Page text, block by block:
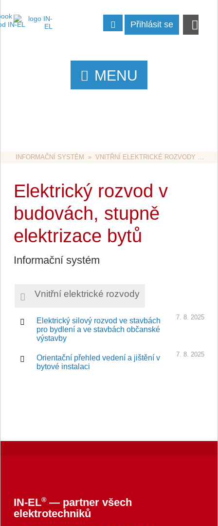
Přihlásit se
MENU
INFORMAČNÍ SYSTÉM
  »
VNITŘNÍ ELEKTRICKÉ ROZVODY
Elektrický rozvod v
budovách, stupně
elektrizace bytů
Informační systém
Vnitřní elektrické rozvody
Elektrický silový rozvod ve stavbách
pro bydlení a ve stavbách občanské
výstavby
7. 8. 2025
Orientační přehled vedení a jištění v
bytové instalaci
7. 8. 2025
IN-EL®— partner všech
elektrotechniků